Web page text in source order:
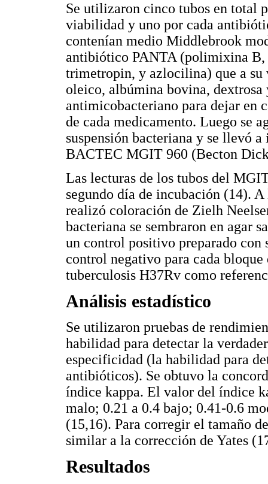
Se utilizaron cinco tubos en total
viabilidad y uno por cada
contenían medio Middlebrook
antibiótico PANTA (polimixina
trimetropin, y azlocilina) que a su
oleico, albúmina bovina,
antimicobacteriano para dejar en
de cada medicamento. Luego se
suspensión bacteriana y se llevó
BACTEC MGIT 960 (Becton
Las lecturas de los tubos del
segundo día de incubación (14).
realizó coloración de Zielh
bacteriana se sembraron en agar
un control positivo preparado
control negativo para cada
tuberculosis H37Rv como
Análisis estadístico
Se utilizaron pruebas de
habilidad para detectar la
especificidad (la habilidad para
antibióticos). Se obtuvo la
índice kappa. El valor del índice
malo; 0.21 a 0.4 bajo; 0.41-0.6
(15,16). Para corregir el tamaño
similar a la corrección de Yates
Resultados